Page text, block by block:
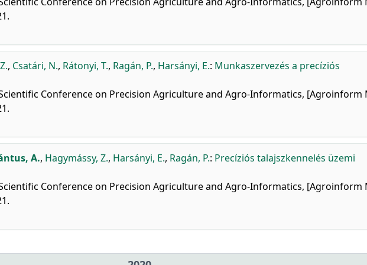
, Csatári, N., Rátonyi, T., Ragán, P., Harsányi, E.: Munkaszervezés a precíziós
Conference on Precision Agriculture and Agro-Informatics, [Agroinform
A., Hagymássy, Z., Harsányi, E., Ragán, P.: Precíziós talajszkennelés üzemi
Conference on Precision Agriculture and Agro-Informatics, [Agroinform